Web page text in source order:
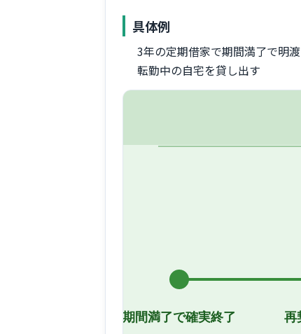
具体例
3年の定期借家で期間満了で明渡
転勤中の自宅を貸し出す